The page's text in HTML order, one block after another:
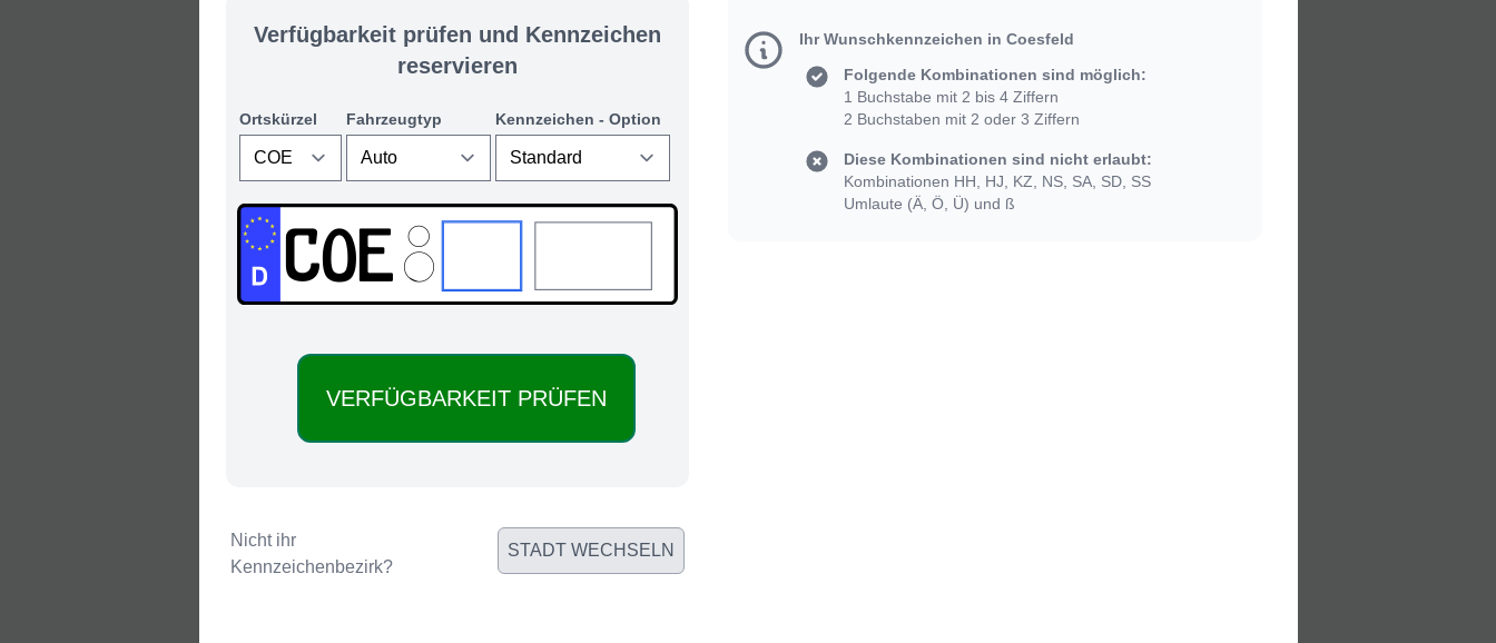
Verfügbarkeit prüfen und Kennzeichen
reservieren
Ortskürzel Fahrzeugtyp Kennzeichen - Option
COE:
Nicht ihr
Kennzeichenbezirk?
STADT WECHSELN
Ihr Wunschkennzeichen in Coesfeld
Folgende Kombinationen sind möglich:
1 Buchstabe mit 2 bis 4 Ziffern
2 Buchstaben mit 2 oder 3 Ziffern
Diese Kombinationen sind nicht erlaubt:
Kombinationen HH, HJ, KZ, NS, SA, SD, SS
Umlaute (Ä, Ö, Ü) und ß